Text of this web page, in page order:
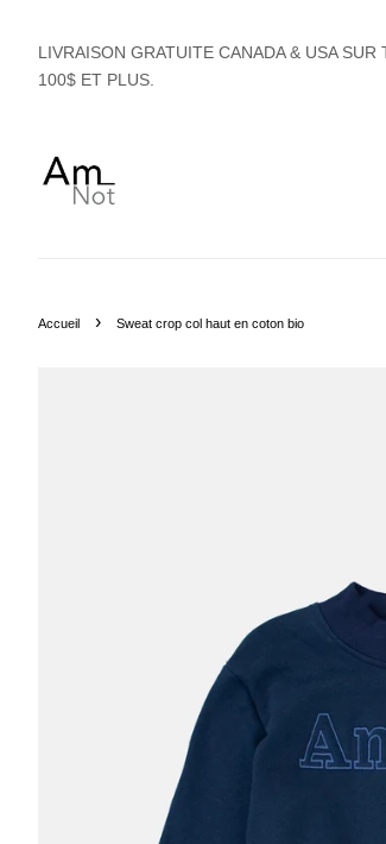
LIVRAISON GRATUITE CANADA & USA SUR
100$ ET PLUS.
Accueil › Sweat crop col haut en coton bio